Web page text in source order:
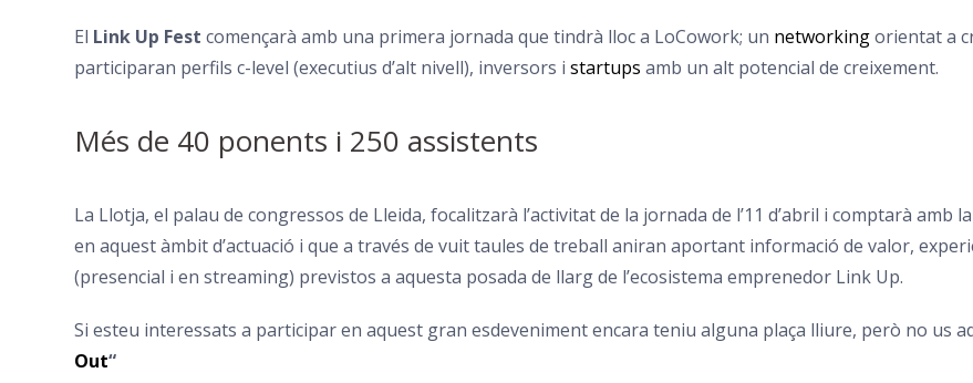
El Link Up Fest començarà amb una primera jornada que tindrà lloc a LoCowork; un networkingorientat a
participaran perfils c-level (executius d’alt nivell), inversors istartups amb un alt potencial de creixement.
Més de 40 ponents i 250 assistents
La Llotja, el palau de congressos de Lleida, focalitzarà l’activitat de la jornada de l’11 d’abril i comptarà
en aquest àmbit d’actuació i que a través de vuit taules de treball aniran aportant informació de valor,
(presencial i en streaming) previstos a aquesta posada de llarg de l’ecosistema emprenedor Link Up.
Si esteu interessats a participar en aquest gran esdeveniment encara teniu alguna plaça lliure, però no us
Out“